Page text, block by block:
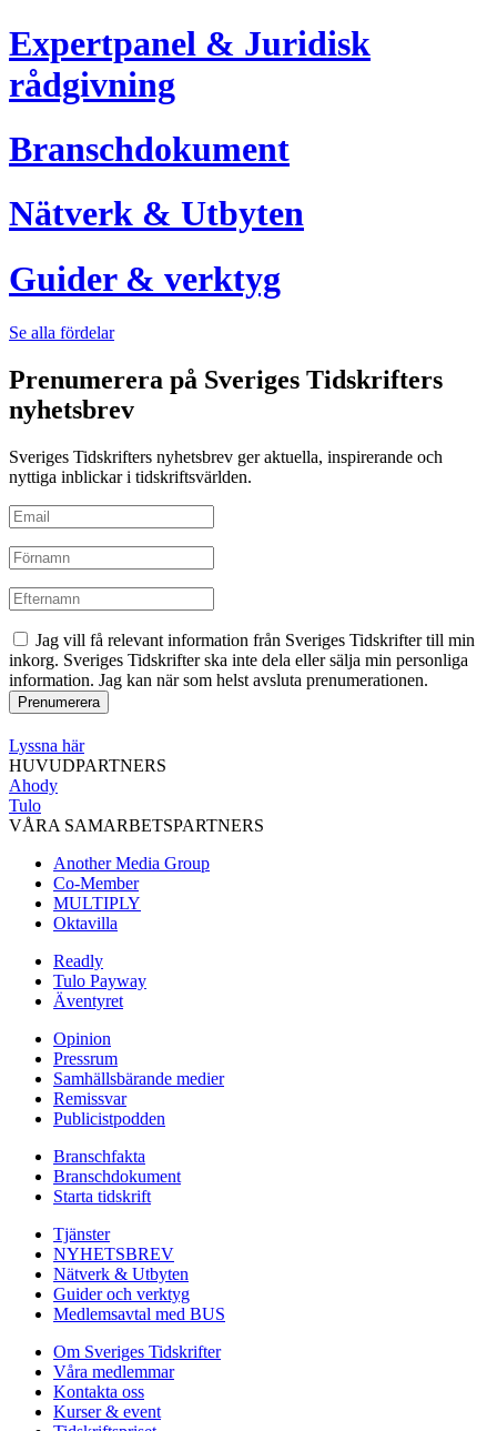
Expertpanel & Juridisk
rådgivning
Branschdokument
Nätverk & Utbyten
Guider & verktyg
Se alla fördelar
Prenumerera på Sveriges Tidskrifters
nyhetsbrev
Sveriges Tidskrifters nyhetsbrev ger aktuella, inspirerande och
nyttiga inblickar i tidskriftsvärlden.
Jag vill få relevant information från Sveriges Tidskrifter till min
inkorg. Sveriges Tidskrifter ska inte dela eller sälja min personliga
information. Jag kan när som helst avsluta prenumerationen.
Lyssna här
HUVUDPARTNERS
Ahody
Tulo
VÅRA SAMARBETSPARTNERS
Another Media Group
Co-Member
MULTIPLY
Oktavilla
Readly
Tulo Payway
Äventyret
Opinion
Pressrum
Samhällsbärande medier
Remissvar
Publicistpodden
Branschfakta
Branschdokument
Starta tidskrift
Tjänster
NYHETSBREV
Nätverk & Utbyten
Guider och verktyg
Medlemsavtal med BUS
Om Sveriges Tidskrifter
Våra medlemmar
Kontakta oss
Kurser & event